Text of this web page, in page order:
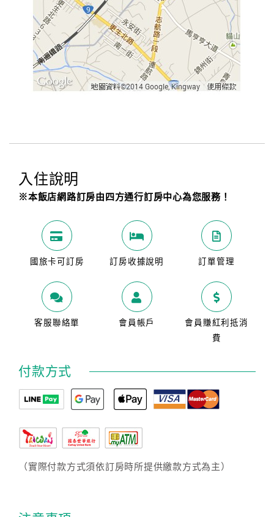
入住說明
※本飯店網路訂房由四方通行訂房中心為您服務！
國旅卡可訂房 訂房收據說明 訂單管理
客服聯絡單 會員帳戶
會員賺紅利抵消
費
付款方式
（實際付款方式須依訂房時所提供繳款方式為主）